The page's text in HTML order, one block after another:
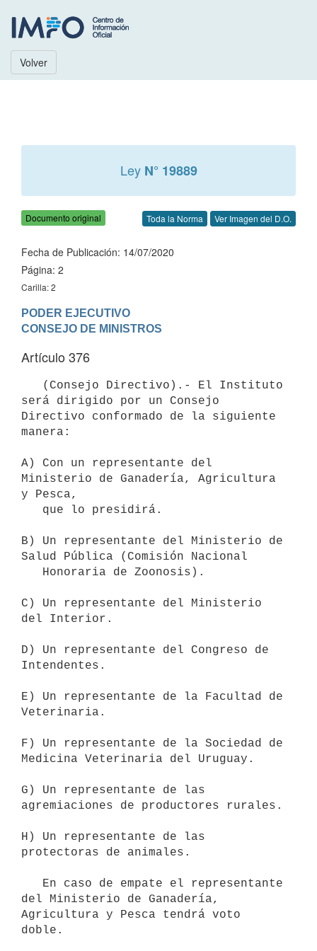
Volver
Ley N° 19889
Documento original Toda la Norma Ver Imagen del D.O.
Fecha de Publicación: 14/07/2020
Página: 2
Carilla: 2
PODER EJECUTIVO
Artículo 376
será dirigido por un Consejo
Directivo conformado de la siguiente
manera:
A) Con un representante del
Ministerio de Ganadería, Agricultura
y Pesca,
B) Un representante del Ministerio de
Salud Pública (Comisión Nacional
C) Un representante del Ministerio
del Interior.
D) Un representante del Congreso de
Intendentes.
E) Un representante de la Facultad de
Veterinaria.
F) Un representante de la Sociedad de
Medicina Veterinaria del Uruguay.
G) Un representante de las
agremiaciones de productores rurales.
H) Un representante de las
protectoras de animales.
del Ministerio de Ganadería,
Agricultura y Pesca tendrá voto
doble.